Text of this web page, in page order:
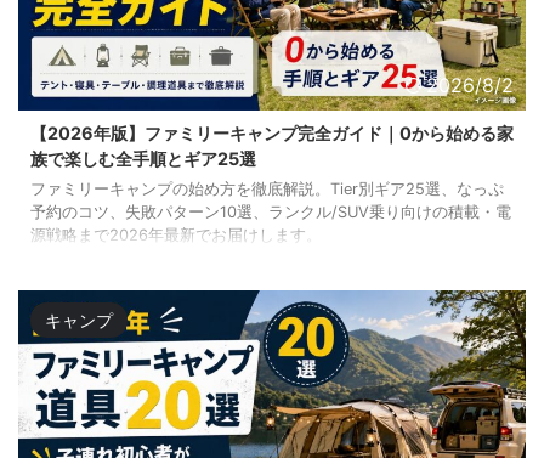
2026/8/2
【2026年版】ファミリーキャンプ完全ガイド｜0から始める家
族で楽しむ全手順とギア25選
ファミリーキャンプの始め方を徹底解説。Tier別ギア25選、なっぷ
予約のコツ、失敗パターン10選、ランクル/SUV乗り向けの積載・電
源戦略まで2026年最新でお届けします。
キャンプ